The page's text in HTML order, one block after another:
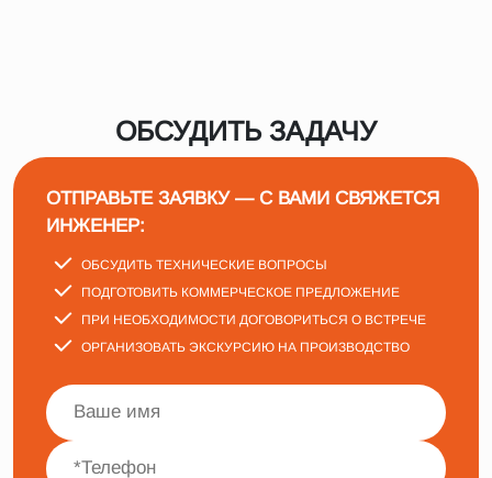
ОБСУДИТЬ ЗАДАЧУ
ОТПРАВЬТЕ ЗАЯВКУ — С ВАМИ СВЯЖЕТСЯ
ИНЖЕНЕР:
ОБСУДИТЬ ТЕХНИЧЕСКИЕ ВОПРОСЫ
ПОДГОТОВИТЬ КОММЕРЧЕСКОЕ ПРЕДЛОЖЕНИЕ
ПРИ НЕОБХОДИМОСТИ ДОГОВОРИТЬСЯ О ВСТРЕЧЕ
ОРГАНИЗОВАТЬ ЭКСКУРСИЮ НА ПРОИЗВОДСТВО